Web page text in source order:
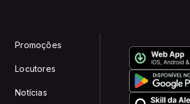
Promoções
Locutores
Notícias